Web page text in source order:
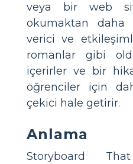
veya bir web
okumaktan daha
verici ve
romanlar gibi
içerirler ve bir
öğrenciler için
çekici hale getirir.
Anlama
Storyboard